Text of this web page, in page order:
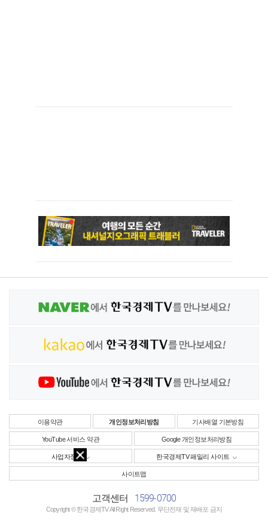
이용약관 개인정보처리방침 기사배열 기본방침
YouTube 서비스 약관 Google 개인정보처리방침
사업자정보 한국경제TV 패밀리 사이트
사이트맵
고객센터 1599-0700
Copyright © 한국경제TV All Right Reserved. 무단전재 및 재배포 금지